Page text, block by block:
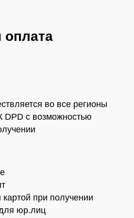
оплата
во все регионы
DPD с возможностью
при получении
юр.лиц